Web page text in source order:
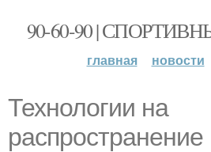
90-60-90 |
главная новости
Технологии на
распространение